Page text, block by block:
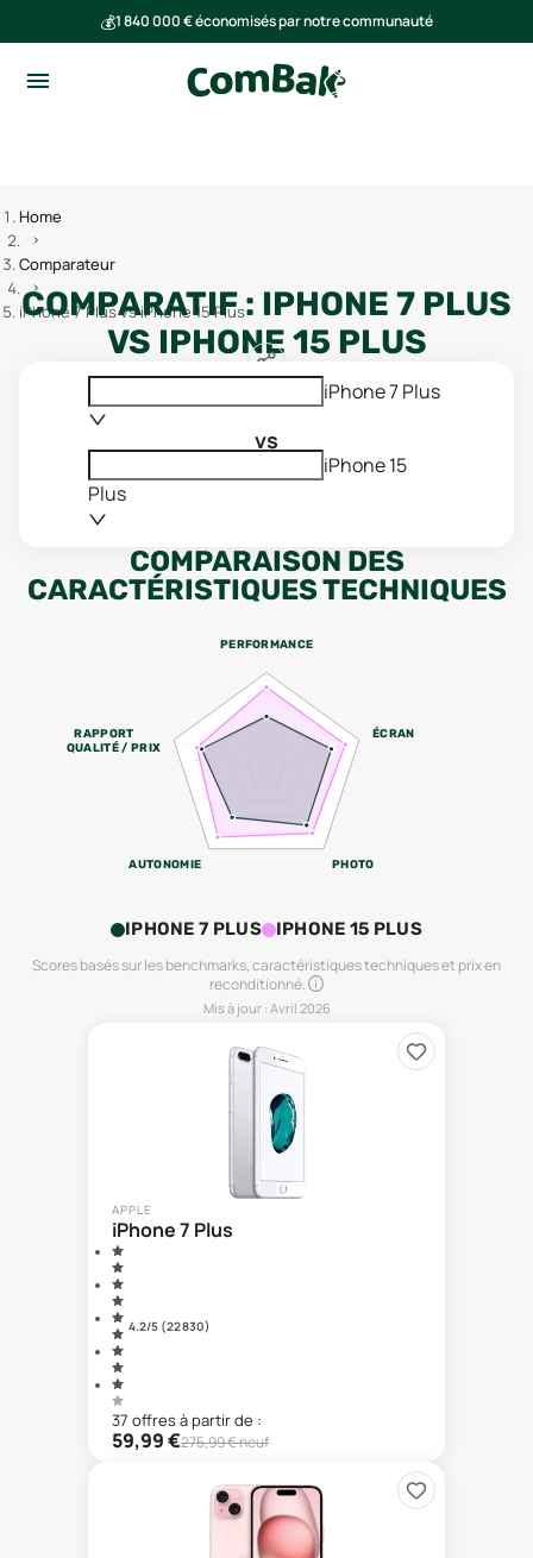
💰1 840 000 € économisés par notre communauté
Home
Comparateur
iPhone 7 Plus vs iPhone 15 Plus
COMPARATIF : IPHONE 7 PLUS
VS IPHONE 15 PLUS
iPhone 7 Plus
vs
iPhone 15
Plus
COMPARAISON DES
CARACTÉRISTIQUES TECHNIQUES
PERFORMANCE
ÉCRAN
PHOTO
AUTONOMIE
RAPPORT
QUALITÉ / PRIX
IPHONE 7 PLUS IPHONE 15 PLUS
Scores basés sur les benchmarks, caractéristiques techniques et prix en
reconditionné.
Mis à jour : Avril 2026
APPLE
iPhone 7 Plus
4.2/5 (22 830)
37 offresà partir de :
59,99€275,99€ neuf